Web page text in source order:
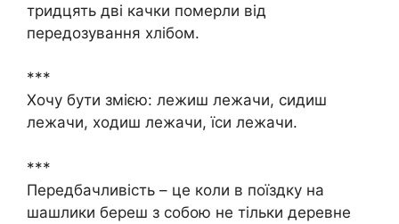
тридцять дві качки померли від
передозування хлібом.
***
Хочу бути змією: лежиш лежачи, сидиш
лежачи, ходиш лежачи, їси лежачи.
***
Передбачливість – це коли в поїздку на
шашлики береш з собою не тільки деревне